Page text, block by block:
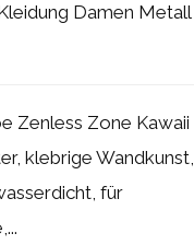
Damen Metall
Zenless Zone Kawaii
klebrige Wandkunst,
für